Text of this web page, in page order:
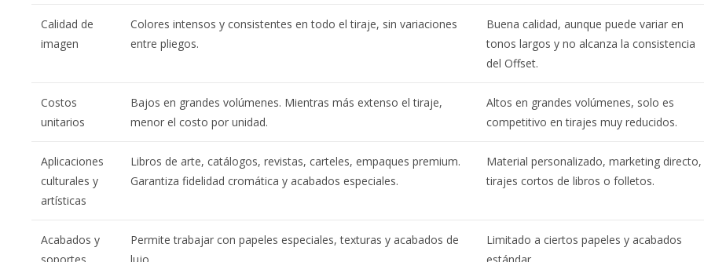
Calidad de
imagen
Colores intensos y consistentes en todo el tiraje, sin variaciones
entre pliegos.
Buena calidad, aunque puede variar en
tonos largos y no alcanza la consistencia
del Offset.
Costos
unitarios
Bajos en grandes volúmenes. Mientras más extenso el tiraje,
menor el costo por unidad.
Altos en grandes volúmenes, solo es
competitivo en tirajes muy reducidos.
Aplicaciones
culturales y
artísticas
Libros de arte, catálogos, revistas, carteles, empaques premium.
Garantiza fidelidad cromática y acabados especiales.
Material personalizado, marketing directo,
tirajes cortos de libros o folletos.
Acabados y
Permite trabajar con papeles especiales, texturas y acabados de
Limitado a ciertos papeles y acabados